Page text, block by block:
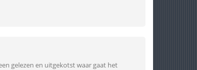
gelezen en uitgekotst waar gaat het